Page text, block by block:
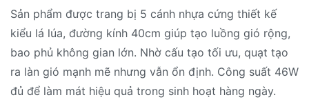
Sản phẩm được trang bị 5 cánh nhựa cứng thiết kế
kiểu lá lúa, đường kính 40cm giúp tạo luồng gió rộng,
bao phủ không gian lớn. Nhờ cấu tạo tối ưu, quạt tạo
ra làn gió mạnh mẽ nhưng vẫn ổn định. Công suất 46W
đủ để làm mát hiệu quả trong sinh hoạt hàng ngày.